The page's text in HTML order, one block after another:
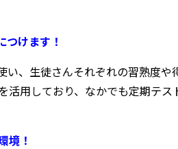
けます！
、生徒さんそれぞれの習熟度
用しており、なかでも定期テ
境！